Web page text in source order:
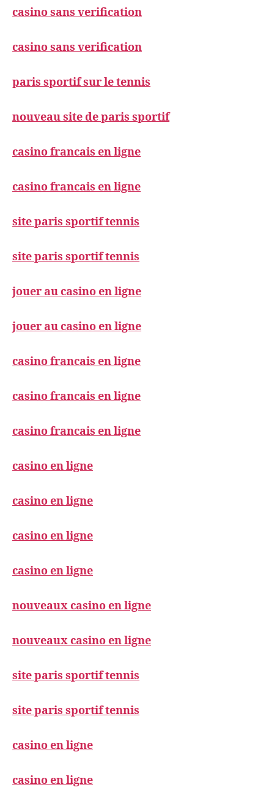
casino sans verification
casino sans verification
paris sportif sur le tennis
nouveau site de paris sportif
casino francais en ligne
casino francais en ligne
site paris sportif tennis
site paris sportif tennis
jouer au casino en ligne
jouer au casino en ligne
casino francais en ligne
casino francais en ligne
casino francais en ligne
casino en ligne
casino en ligne
casino en ligne
casino en ligne
nouveaux casino en ligne
nouveaux casino en ligne
site paris sportif tennis
site paris sportif tennis
casino en ligne
casino en ligne